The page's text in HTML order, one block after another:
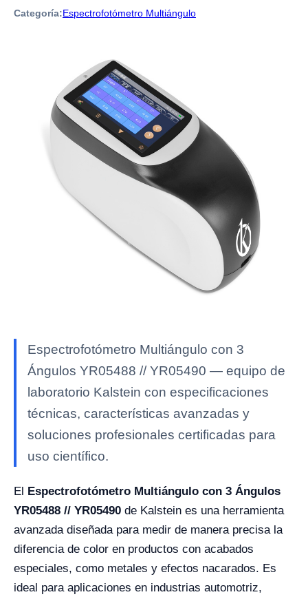
Categoría:Espectrofotómetro Multiángulo
Espectrofotómetro Multiángulo con 3
Ángulos YR05488 // YR05490 — equipo de
laboratorio Kalstein con especificaciones
técnicas, características avanzadas y
soluciones profesionales certificadas para
uso científico.
El Espectrofotómetro Multiángulo con 3 Ángulos
YR05488 // YR05490 de Kalstein es una herramienta
avanzada diseñada para medir de manera precisa la
diferencia de color en productos con acabados
especiales, como metales y efectos nacarados. Es
ideal para aplicaciones en industrias automotriz,